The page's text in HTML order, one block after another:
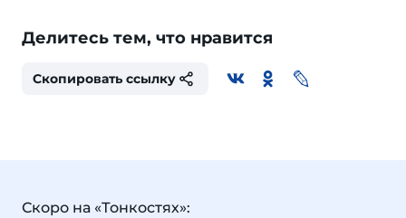
Делитесь тем, что нравится
Скопировать ссылку
Скоро на «Тонкостях»: